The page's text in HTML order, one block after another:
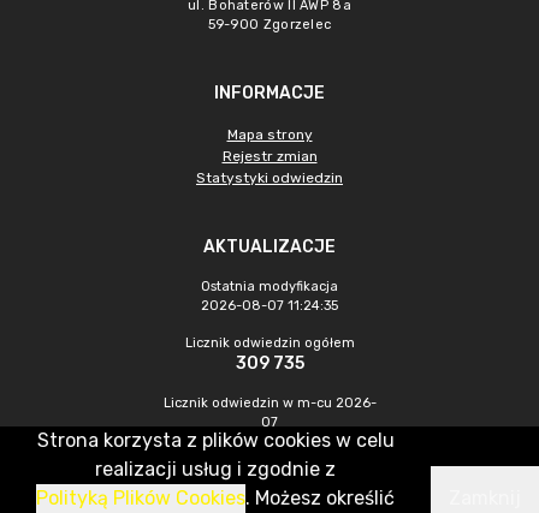
ul. Bohaterów II AWP 8a
59-900 Zgorzelec
INFORMACJE
Mapa strony
Rejestr zmian
Statystyki odwiedzin
AKTUALIZACJE
Ostatnia modyfikacja
2026-08-07 11:24:35
Licznik odwiedzin ogółem
309 735
Licznik odwiedzin w m-cu 2026-
07
433
CMS & Hosting: Nefeni Sp. z o.o.
Strona korzysta z plików cookies w celu
realizacji usług i zgodnie z
Polityką Plików Cookies. Możesz określić